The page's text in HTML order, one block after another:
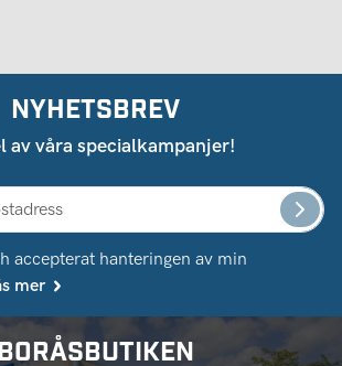
NYHETSBREV
av våra specialkampanjer!
accepterat hanteringen av min
mer
BORÅSBUTIKEN